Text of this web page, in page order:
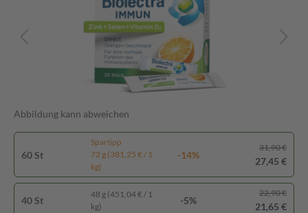
Abbildung kann abweichen
60 St
Spartipp
72 g (381,25 € / 1
kg)
-14%
31,90 €
27,45 €
40 St
48 g (451,04 € / 1
kg)
-5%
22,90 €
21,65 €